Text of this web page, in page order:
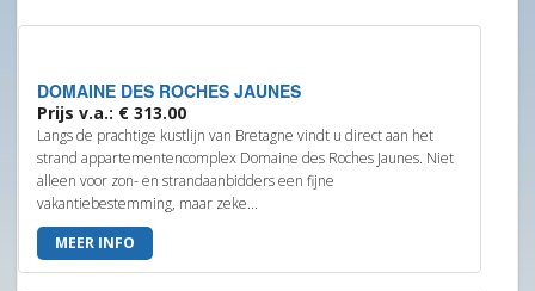
DOMAINE DES ROCHES JAUNES
Prijs v.a.: € 313.00
Langs de prachtige kustlijn van Bretagne vindt u direct aan het
strand appartementencomplex Domaine des Roches Jaunes. Niet
alleen voor zon- en strandaanbidders een fijne
vakantiebestemming, maar zeke...
MEER INFO